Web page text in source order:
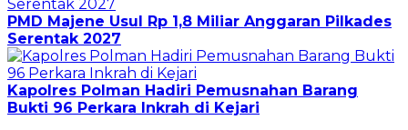
PMD Majene Usul Rp 1,8 Miliar Anggaran Pilkades
Serentak 2027
Kapolres Polman Hadiri Pemusnahan Barang
Bukti 96 Perkara Inkrah di Kejari